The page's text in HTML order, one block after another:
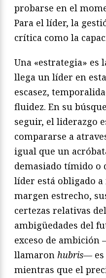
probarse en el
Para el líder, la
crítica como la
Una «estrategia» es
llega un líder en
escasez,
fluidez. En su
seguir, el liderazgo
compararse a
igual que un
demasiado tímido o
líder está obligado
margen estrecho,
certezas relativas
ambigüedades del
exceso de
llamaron hubris— es
mientras que el